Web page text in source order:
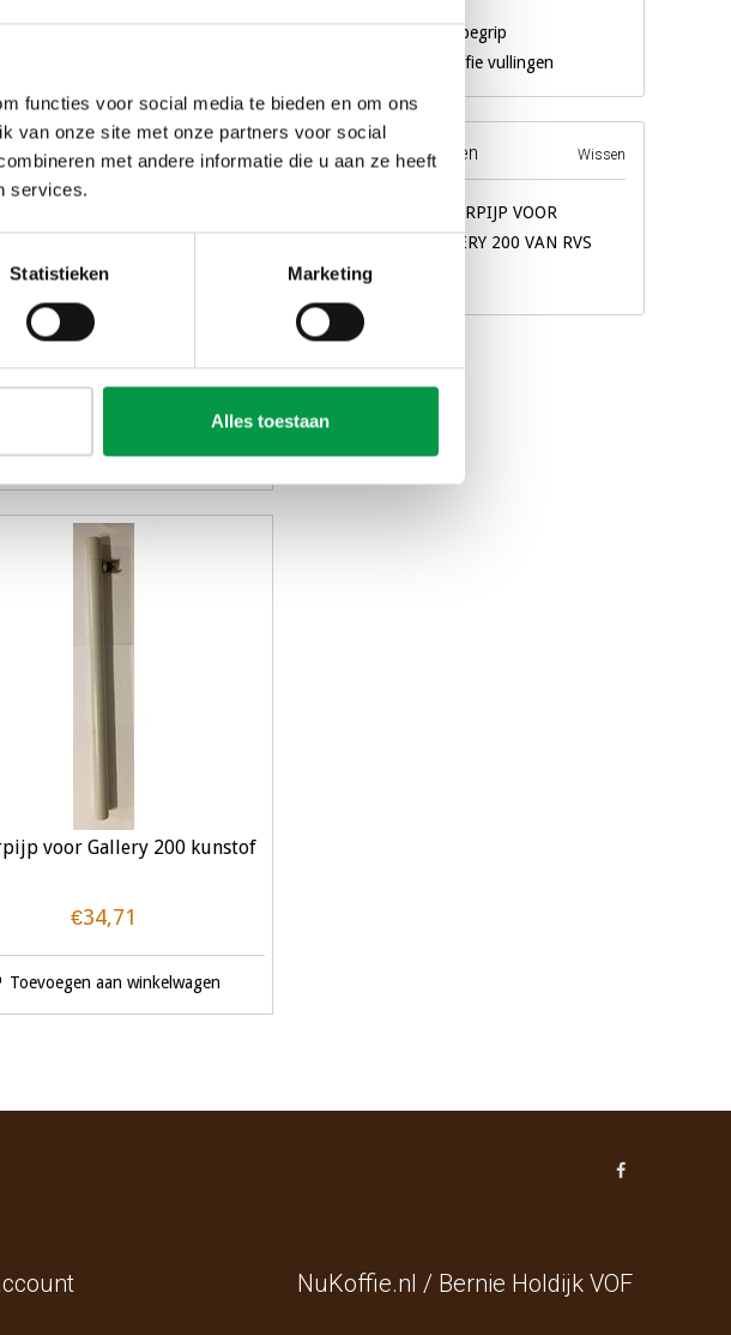
functies voor social media te bieden en om ons
van onze site met onze partners voor social
met andere informatie die u aan ze heeft
services.
Statistieken Marketing
Alles toestaan
Sleutel W25 B
€10,33
Toevoegen aan winkelwagen
voor Gallery 200 kunstof
€34,71
Toevoegen aan winkelwagen
Al 18 jaar een begrip
Eigen merk koffie vullingen
Recente producten Wissen
BOILERPIJP VOOR
GALLERY 200 VAN RVS
NuKoffie.nl / Bernie Holdijk VOF